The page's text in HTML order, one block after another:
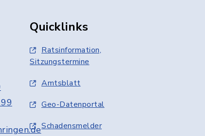
Quicklinks
Ratsinformation,
Sitzungstermine
Amtsblatt
Geo-Datenportal
Schadensmelder